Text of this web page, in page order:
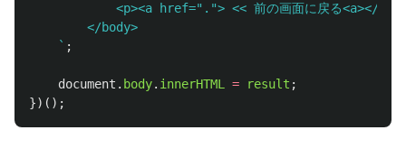
            <p><a href="."> << 前の画面に戻る<a></p>
        </body>
    `
;
document . body. innerHTML = result ;
})();